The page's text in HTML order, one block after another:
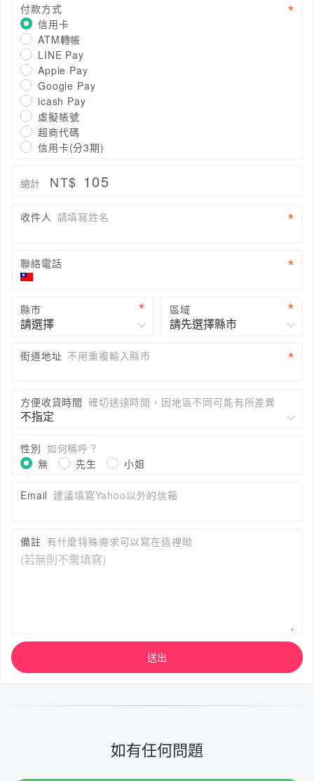
付款方式
信用卡
ATM轉帳
LINE Pay
Apple Pay
Google Pay
icash Pay
虛擬帳號
超商代碼
信用卡(分3期)
總計 NT$ 105
收件人 請填寫姓名
聯絡電話
縣市 區域
街道地址 不用重複輸入縣市
方便收貨時間 確切送達時間，因地區不同可能有所差異
性別 如何稱呼？
無
先生 小姐
Email 建議填寫Yahoo以外的信箱
備註 有什麼特殊需求可以寫在這裡呦
送出
如有任何問題